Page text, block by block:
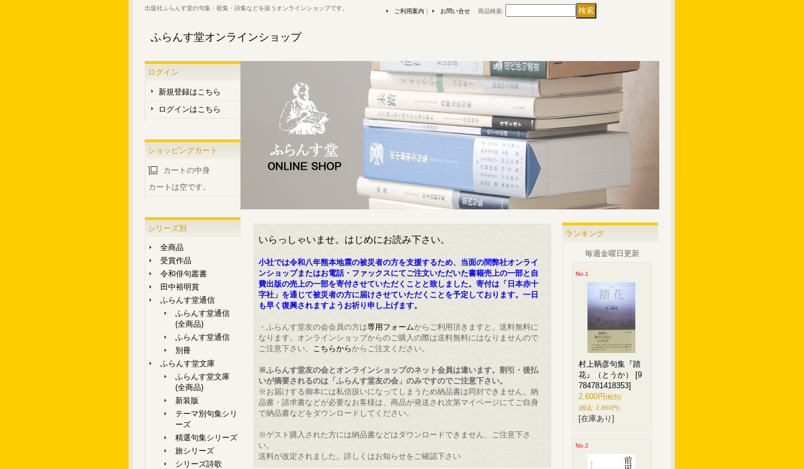
出版社ふらんす堂の句集・歌集・詩集などを扱うオンラインショップです。
ふらんす堂オンラインショップ
ご利用案内 お問い合せ 商品検索:
ログイン
新規登録はこちら
ログインはこちら
ショッピングカート
カートの中身
カートは空です。
シリーズ別
全商品
受賞作品
令和俳句叢書
田中裕明賞
ふらんす堂通信
ふらんす堂通信
(全商品)
ふらんす堂通信
別冊
ふらんす堂文庫
ふらんす堂文庫
(全商品)
新装版
テーマ別句集シリ
ーズ
精選句集シリーズ
旅シリーズ
シリーズ詩歌
いらっしゃいませ。はじめにお読み下さい。
小社では令和八年熊本地震の被災者の方を支援するため、当面の間弊社オンライ
ンショップまたはお電話・ファックスにてご注文いただいた書籍売上の一部と自
費出版の売上の一部を寄付させていただくことと致しました。寄付は「日本赤十
字社」を通じて被災者の方に届けさせていただくことを予定しております。一日
も早く復興されますようお祈り申し上げます。
・ふらんす堂友の会会員の方は専用フォームからご利用頂きますと、送料無料に
なります。オンラインショップからのご購入の際は送料無料にはなりませんので
ご注意下さい。 こちらからからご注文ください。
※ふらんす堂友の会とオンラインショップのネット会員は違います。割引・後払
いが摘要されるのは「ふらんす堂友の会」のみですのでご注意下さい。
※お届けする御本には私信扱いになってしまうため納品書は同封できません。納
品書・請求書などが必要なお客様は、商品が発送され次第マイページにてご自身
で納品書などをダウンロードしてください。
※ゲスト購入された方には納品書などはダウンロードできません、ご注意下さ
い。
送料が改定されました。詳しくはお知らせをご確認下さい
ランキング
毎週金曜日更新
No.1
村上鞆彦句集『踏
花』（とうか）
[9
784781418353]
2,600円(税別)
(税込: 2,860円)
[在庫あり]
No.2